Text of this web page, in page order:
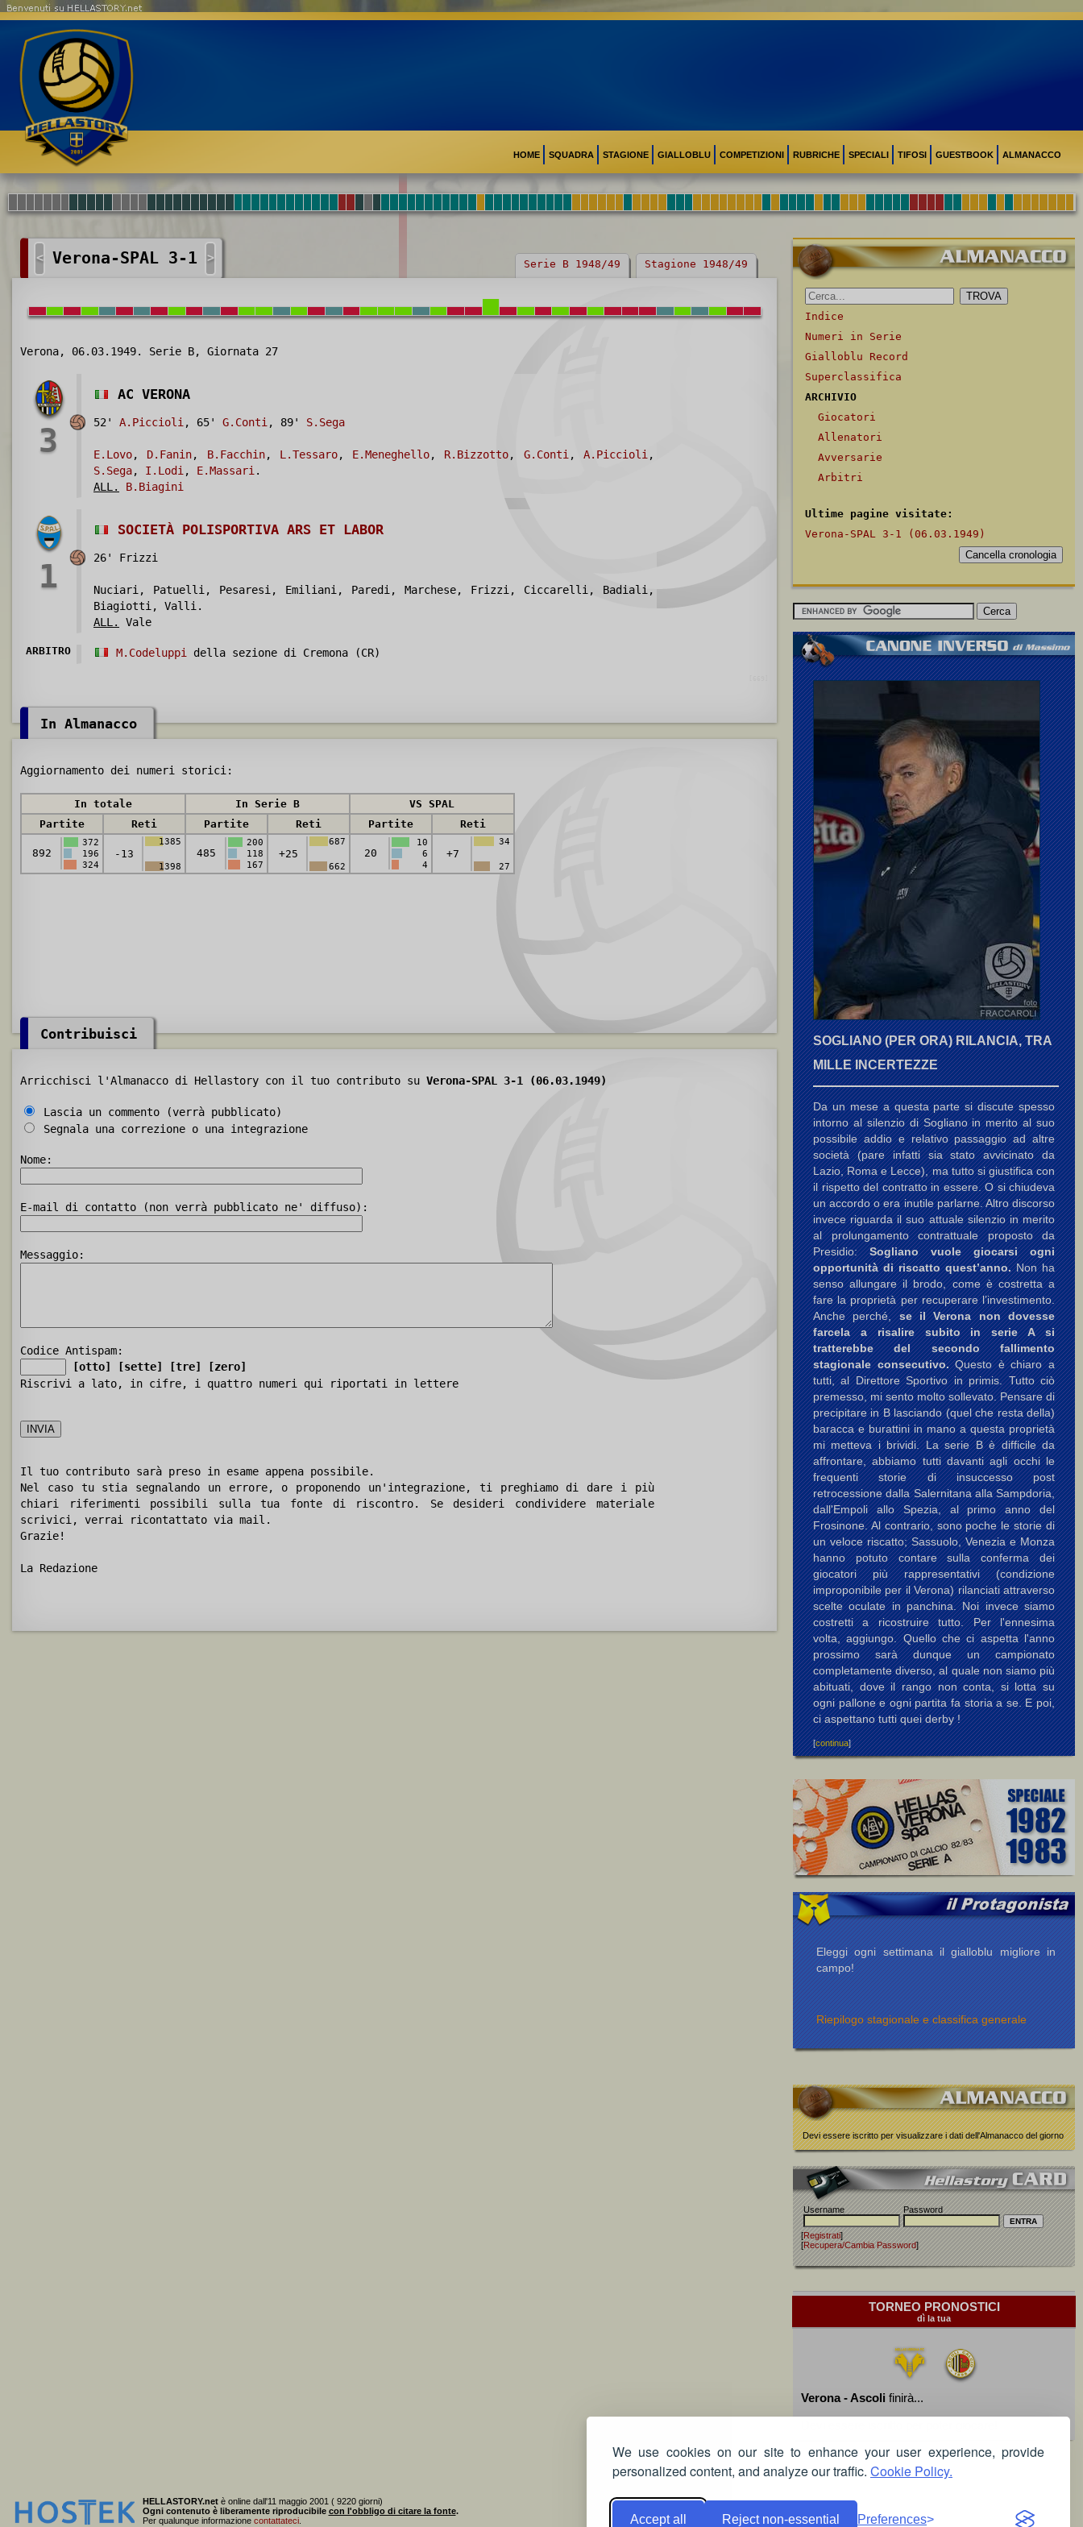
We use cookies on our site to enhance your user experience, provide
personalized content, and analyze our traffic. Cookie Policy.
Accept all Reject non-essential Preferences
HOME SQUADRA STAGIONE GIALLOBLU COMPETIZIONI RUBRICHE SPECIALI TIFOSI GUESTBOOK ALMANACCO
Benvenuti su HELLASTORY.net
< Verona-SPAL 3-1 > Serie B 1948/49 Stagione 1948/49
Verona, 06.03.1949. Serie B, Giornata 27
3
AC VERONA
52' A.Piccioli , 65' G.Conti , 89' S.Sega
E.Lovo, D.Fanin, B.Facchin, L.Tessaro, E.Meneghello, R.Bizzotto, G.Conti , A.Piccioli ,
S.Sega, I.Lodi , E.Massari .
ALL.
B.Biagini
1
SOCIETÀ POLISPORTIVA ARS ET LABOR
26' Frizzi
Nuciari, Patuelli, Pesaresi, Emiliani, Paredi, Marchese, Frizzi, Ciccarelli, Badiali,
Biagiotti, Valli.
ALL.
Vale
ARBITRO M.Codeluppi della sezione di Cremona (CR)
In Almanacco
Aggiornamento dei numeri storici:
In totale In Serie B
VS SPAL
Partite
Reti Partite Reti Partite Reti
892
372
196
324
-13
1385
1398
485
200
118
167
+25
687
662
20
10
6
4
+7
34
27
Contribuisci
Arricchisci l'Almanacco di Hellastory con il tuo contributo su Verona-SPAL 3-1 (06.03.1949)
Lascia un commento (verrà pubblicato)
Segnala una correzione o una integrazione
Nome:
E-mail di contatto (non verrà pubblicato ne' diffuso):
Messaggio:
Codice Antispam:
[otto]
[sette] [tre]
[zero]
Riscrivi a lato, in cifre, i quattro numeri qui riportati in lettere
Il tuo contributo sarà preso in esame appena possibile.
Nel caso tu stia segnalando un errore, o proponendo un'integrazione, ti preghiamo di dare i più
chiari riferimenti possibili sulla tua fonte di riscontro. Se desideri condividere materiale
scrivici, verrai ricontattato via mail.
Grazie!
La Redazione
Indice
Numeri in Serie
Gialloblu Record
Superclassifica
ARCHIVIO
Giocatori
Allenatori
Avversarie
Arbitri
Ultime pagine visitate:
Verona-SPAL 3-1 (06.03.1949)
SOGLIANO (PER ORA) RILANCIA, TRA
MILLE INCERTEZZE
Da un mese a questa parte si discute spesso
intorno al silenzio di Sogliano in merito al suo
possibile addio e relativo passaggio ad altre
società (pare infatti sia stato avvicinato da
Lazio, Roma e Lecce), ma tutto si giustifica con
il rispetto del contratto in essere. O si chiudeva
un accordo o era inutile parlarne. Altro discorso
invece riguarda il suo attuale silenzio in merito
al prolungamento contrattuale proposto da
Presidio:Sogliano vuole giocarsi ogni
opportunità di riscatto quest’anno.Non ha
senso allungare il brodo, come è costretta a
fare la proprietà per recuperare l’investimento.
Anche perché,se il Verona non dovesse
farcela a risalire subito in serie A si
tratterebbe del secondo fallimento
stagionale consecutivo.Questo è chiaro a
tutti, al Direttore Sportivo in primis. Tutto ciò
premesso, mi sento molto sollevato. Pensare di
precipitare in B lasciando (quel che resta della)
baracca e burattini in mano a questa proprietà
mi metteva i brividi. La serie B è difficile da
affrontare, abbiamo tutti davanti agli occhi le
frequenti storie di insuccesso post
retrocessione dalla Salernitana alla Sampdoria,
dall'Empoli allo Spezia, al primo anno del
Frosinone. Al contrario, sono poche le storie di
un veloce riscatto; Sassuolo, Venezia e Monza
hanno potuto contare sulla conferma dei
giocatori più rappresentativi (condizione
improponibile per il Verona) rilanciati attraverso
scelte oculate in panchina. Noi invece siamo
costretti a ricostruire tutto. Per l'ennesima
volta, aggiungo. Quello che ci aspetta l'anno
prossimo sarà dunque un campionato
completamente diverso, al quale non siamo più
abituati, dove il rango non conta, si lotta su
ogni pallone e ogni partita fa storia a se. E poi,
ci aspettano tutti quei derby !
[continua]
Eleggi ogni settimana il gialloblu migliore in
campo!
Riepilogo stagionale e classifica generale
Devi essere iscritto per visualizzare i dati dell'Almanacco del giorno
Username Password
[Registrati]
[Recupera/Cambia Password]
TORNEO PRONOSTICI
dì la tua
Verona - Ascoli finirà...
HELLASTORY.netè online dall'11 maggio 2001 ( 9220 giorni)
Ogni contenuto è liberamente riproducibile con l'obbligo di citare la fonte.
Per qualunque informazione contattateci.